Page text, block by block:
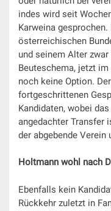
indes wird seit
Karweina
österreichischen
und seinem Alter
Beuteschema, jetzt
noch keine Option.
fortgeschrittenen
Kandidaten, wobei
angedachter Transfer
der abgebende Verein
Holtmann wohl nach
Ebenfalls kein
Rückkehr zuletzt in